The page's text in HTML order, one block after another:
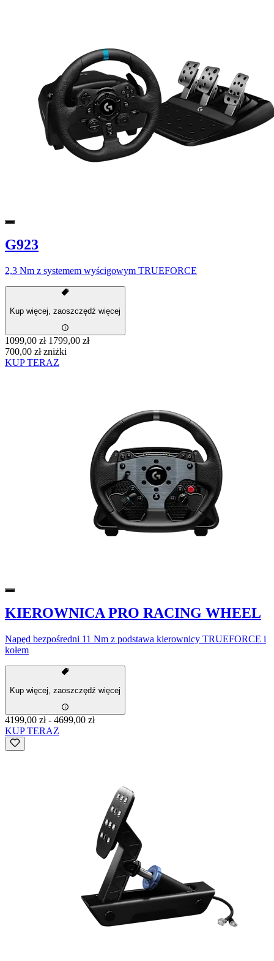
G923
2,3 Nm z systemem wyścigowym TRUEFORCE
Kup więcej, zaoszczędź więcej
1099,00 zł 1799,00 zł
700,00 zł zniżki
KUP TERAZ
KIEROWNICA PRO RACING WHEEL
Napęd bezpośredni 11 Nm z podstawa kierownicy TRUEFORCE i
kołem
Kup więcej, zaoszczędź więcej
4199,00 zł- 4699,00 zł
KUP TERAZ